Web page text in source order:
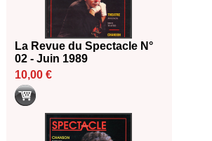
La Revue du Spectacle N°
02 - Juin 1989
10,00 €